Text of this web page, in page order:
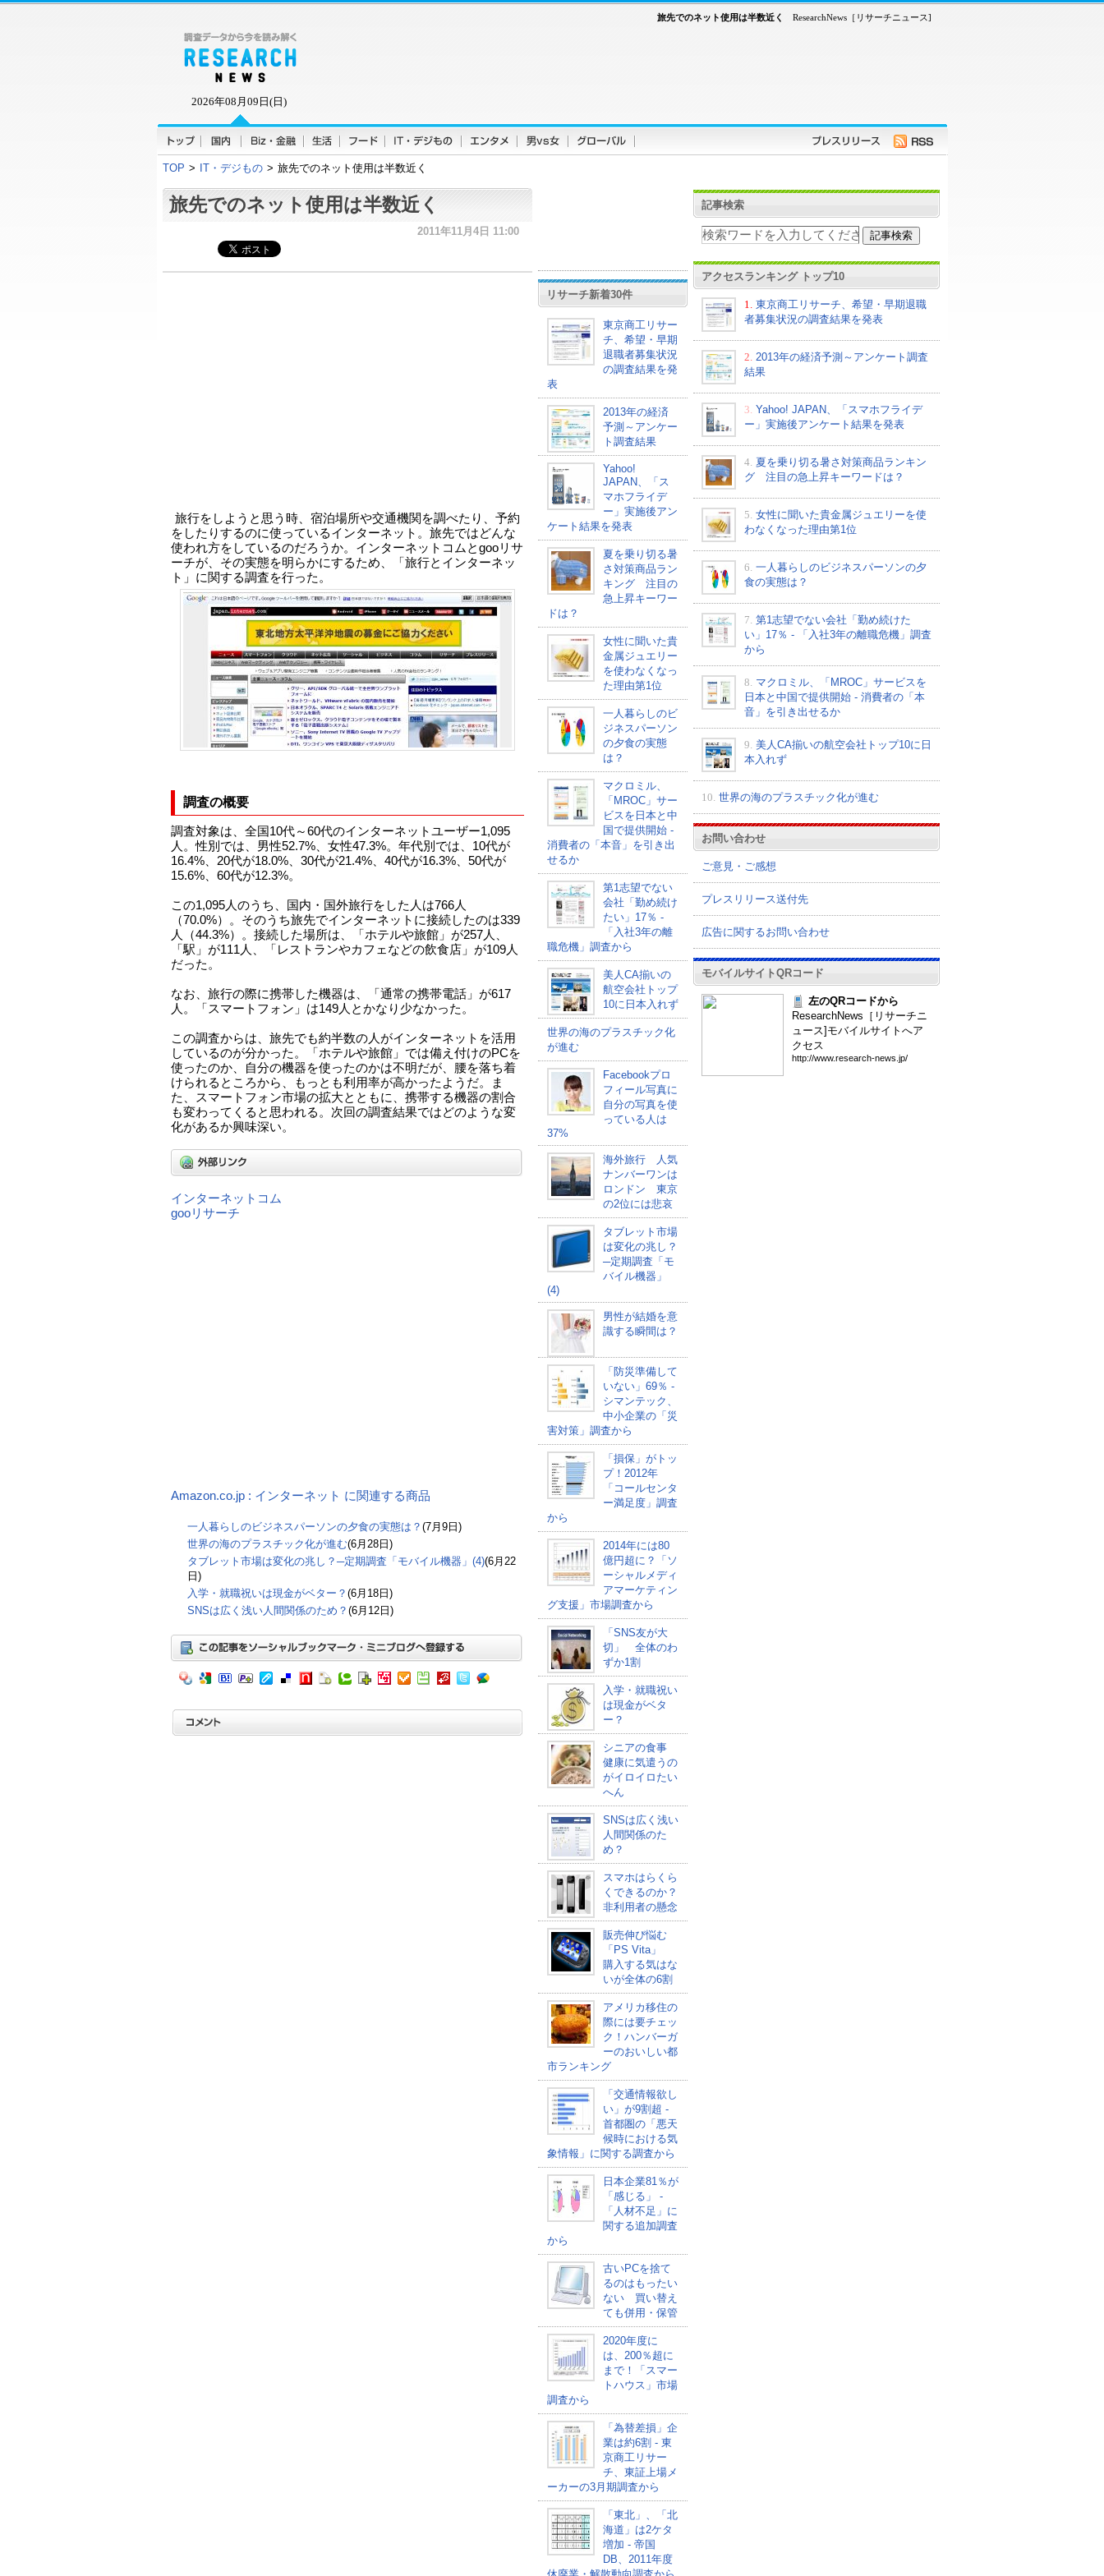
2026年08月09日(日)
ResearchNews［リサーチニュース]
旅先でのネット使用は半数近く
TOP > IT・デジもの > 旅先でのネット使用は半数近く
旅先でのネット使用は半数近く
2011年11月4日 11:00
旅行をしようと思う時、宿泊場所や交通機関を調べたり、予約
をしたりするのに使っているインターネット。旅先ではどんな
使われ方をしているのだろうか。インターネットコムとgooリサ
ーチが、その実態を明らかにするため、「旅行とインターネッ
ト」に関する調査を行った。
調査の概要
調査対象は、全国10代～60代のインターネットユーザー1,095
人。性別では、男性52.7%、女性47.3%。年代別では、10代が
16.4%、20代が18.0%、30代が21.4%、40代が16.3%、50代が
15.6%、60代が12.3%。
この1,095人のうち、国内・国外旅行をした人は766人
（70.0%）。そのうち旅先でインターネットに接続したのは339
人（44.3%）。接続した場所は、「ホテルや旅館」が257人、
「駅」が111人、「レストランやカフェなどの飲食店」が109人
だった。
なお、旅行の際に携帯した機器は、「通常の携帯電話」が617
人。「スマートフォン」は149人とかなり少なかった。
この調査からは、旅先でも約半数の人がインターネットを活用
しているのが分かった。「ホテルや旅館」では備え付けのPCを
使ったのか、自分の機器を使ったのかは不明だが、腰を落ち着
けられるところから、もっとも利用率が高かったようだ。ま
た、スマートフォン市場の拡大とともに、携帯する機器の割合
も変わってくると思われる。次回の調査結果ではどのような変
化があるか興味深い。
インターネットコム
gooリサーチ
Amazon.co.jp : インターネット に関連する商品
一人暮らしのビジネスパーソンの夕食の実態は？ (7月9日)
世界の海のプラスチック化が進む(6月28日)
タブレット市場は変化の兆し？─定期調査「モバイル機器」(4)(6月22
日)
入学・就職祝いは現金がベター？ (6月18日)
SNSは広く浅い人間関係のため？ (6月12日)
リサーチ新着30件
東京商工リサー
チ、希望・早期
退職者募集状況
の調査結果を発
表
2013年の経済
予測～アンケー
ト調査結果
Yahoo!
JAPAN、「ス
マホフライデ
ー」実施後アン
ケート結果を発表
夏を乗り切る暑
さ対策商品ラン
キング 注目の
急上昇キーワー
ドは？
女性に聞いた貴
金属ジュエリー
を使わなくなっ
た理由第1位
一人暮らしのビ
ジネスパーソン
の夕食の実態
は？
マクロミル、
「MROC」サー
ビスを日本と中
国で提供開始 -
消費者の「本音」を引き出
せるか
第1志望でない
会社「勤め続け
たい」17％ -
「入社3年の離
職危機」調査から
美人CA揃いの
航空会社トップ
10に日本入れず
世界の海のプラスチック化
が進む
Facebookプロ
フィール写真に
自分の写真を使
っている人は
37%
海外旅行 人気
ナンバーワンは
ロンドン 東京
の2位には悲哀
タブレット市場
は変化の兆し？
─定期調査「モ
バイル機器」
(4)
男性が結婚を意
識する瞬間は？
「防災準備して
いない」69％ -
シマンテック、
中小企業の「災
害対策」調査から
「損保」がトッ
プ！2012年
「コールセンタ
ー満足度」調査
から
2014年には80
億円超に？「ソ
ーシャルメディ
アマーケティン
グ支援」市場調査から
「SNS友が大
切」 全体のわ
ずか1割
入学・就職祝い
は現金がベタ
ー？
シニアの食事
健康に気遣うの
がイロイロたい
へん
SNSは広く浅い
人間関係のた
め？
スマホはらくら
くできるのか？
非利用者の懸念
販売伸び悩む
「PS Vita」
購入する気はな
いが全体の6割
アメリカ移住の
際には要チェッ
ク！ハンバーガ
ーのおいしい都
市ランキング
「交通情報欲し
い」が9割超 -
首都圏の「悪天
候時における気
象情報」に関する調査から
日本企業81％が
「感じる」 -
「人材不足」に
関する追加調査
から
古いPCを捨て
るのはもったい
ない 買い替え
ても併用・保管
2020年度に
は、200％超に
まで！「スマー
トハウス」市場
調査から
「為替差損」企
業は約6割 - 東
京商工リサー
チ、東証上場メ
ーカーの3月期調査から
「東北」、「北
海道」は2ケタ
増加 - 帝国
DB、2011年度
記事検索
アクセスランキング トップ10
1.
東京商工リサーチ、希望・早期退職
者募集状況の調査結果を発表
2. 2013年の経済予測～アンケート調査
結果
3. Yahoo! JAPAN、「スマホフライデ
ー」実施後アンケート結果を発表
4. 夏を乗り切る暑さ対策商品ランキン
グ 注目の急上昇キーワードは？
5. 女性に聞いた貴金属ジュエリーを使
わなくなった理由第1位
6. 一人暮らしのビジネスパーソンの夕
食の実態は？
7. 第1志望でない会社「勤め続けた
い」17％ - 「入社3年の離職危機」調査
から
8. マクロミル、「MROC」サービスを
日本と中国で提供開始 - 消費者の「本
音」を引き出せるか
9. 美人CA揃いの航空会社トップ10に日
本入れず
10. 世界の海のプラスチック化が進む
お問い合わせ
ご意見・ご感想
プレスリリース送付先
広告に関するお問い合わせ
モバイルサイトQRコード
左のQRコードから
ResearchNews［リサーチニ
ュース]モバイルサイトへア
クセス
http://www.research-news .jp/